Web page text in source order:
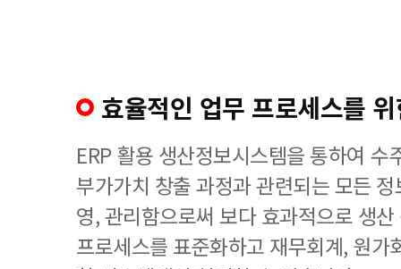
효율적인 업무 프로세스를
ERP 활용 생산정보시스템을 통하여 수
부가가치 창출 과정과 관련되는 모든
영, 관리함으로써 보다 효과적으로 생
프로세스를 표준화하고 재무회계, 원가